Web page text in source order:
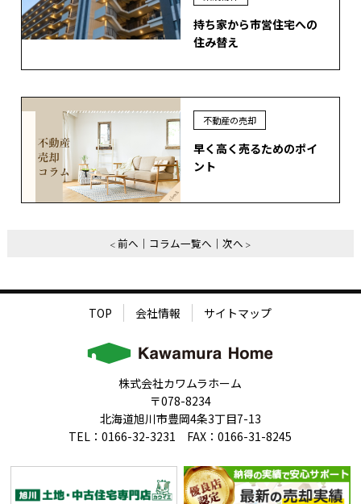
持ち家から市営住宅への
住み替え
不動産の売却
早く高く売るためのポイ
ント
前へ コラム一覧へ 次へ
TOP 会社情報 サイトマップ
株式会社カワムラホーム
〒078-8234
北海道旭川市豊岡4条3丁目7-13
TEL：0166-32-3231 FAX：0166-31-8245